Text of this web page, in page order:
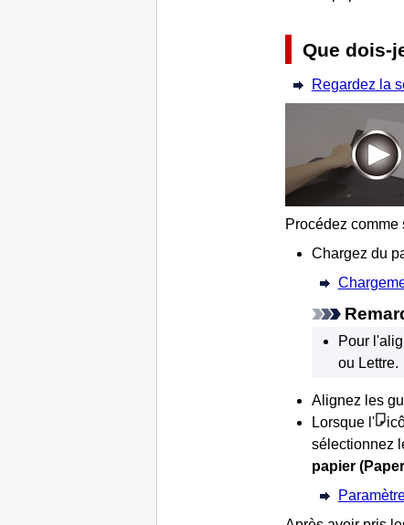
Que dois-
Regardez la
Procédez comme
Chargez du
Pour
ou Lettre.
Alignez les
Lorsque l'
sélectionnez
papier